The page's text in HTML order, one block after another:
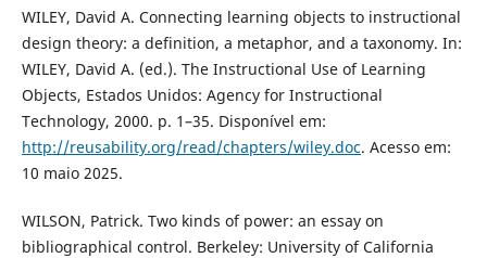
WILEY, David A. Connecting learning objects to instructional
design theory: a definition, a metaphor, and a taxonomy. In:
WILEY, David A. (ed.). The Instructional Use of Learning
Objects, Estados Unidos: Agency for Instructional
Technology, 2000. p. 1–35. Disponível em:
http://reusability.org/read/chapters/wiley.doc. Acesso em:
10 maio 2025.
WILSON, Patrick. Two kinds of power: an essay on
bibliographical control. Berkeley: University of California